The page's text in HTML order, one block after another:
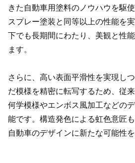
きた自動車用塗料のノウハウを駆
スプレー塗装と同等以上の性能を
下でも長期間にわたり、美観と性
ます。
さらに、高い表面平滑性を実現し
だ模様を精密に転写するため、従
何学模様やエンボス風加工などの
能です。構造発色による虹色意匠
自動車のデザインに新たな可能性を